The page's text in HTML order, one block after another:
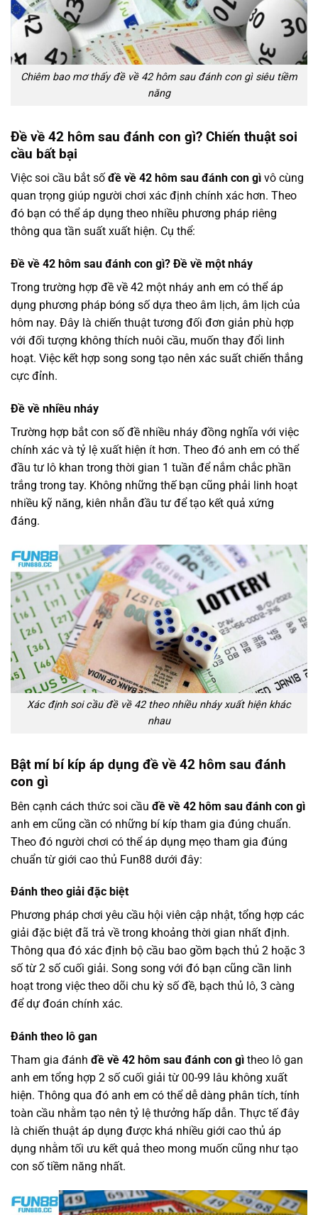
Chiêm bao mơ thấy đề về 42 hôm sau đánh con gì siêu tiềm
năng
Đề về 42 hôm sau đánh con gì? Chiến thuật soi
cầu bất bại
Việc soi cầu bắt sốđề về 42 hôm sau đánh con gì vô cùng
quan trọng giúp người chơi xác định chính xác hơn. Theo
đó bạn có thể áp dụng theo nhiều phương pháp riêng
thông qua tần suất xuất hiện. Cụ thể:
Đề về 42 hôm sau đánh con gì? Đề về một nháy
Trong trường hợp đề về 42 một nháy anh em có thể áp
dụng phương pháp bóng số dựa theo âm lịch, âm lịch của
hôm nay. Đây là chiến thuật tương đối đơn giản phù hợp
với đối tượng không thích nuôi cầu, muốn thay đổi linh
hoạt. Việc kết hợp song song tạo nên xác suất chiến thắng
cực đỉnh.
Đề về nhiều nháy
Trường hợp bắt con số đề nhiều nháy đồng nghĩa với việc
chính xác và tỷ lệ xuất hiện ít hơn. Theo đó anh em có thể
đầu tư lô khan trong thời gian 1 tuần để nắm chắc phần
trắng trong tay. Không những thế bạn cũng phải linh hoạt
nhiều kỹ năng, kiên nhẫn đầu tư để tạo kết quả xứng
đáng.
Xác định soi cầu đề về 42 theo nhiều nháy xuất hiện khác
nhau
Bật mí bí kíp áp dụng đề về 42 hôm sau đánh
con gì
Bên cạnh cách thức soi cầu đề về 42 hôm sau đánh con gì
anh em cũng cần có những bí kíp tham gia đúng chuẩn.
Theo đó người chơi có thể áp dụng mẹo tham gia đúng
chuẩn từ giới cao thủ Fun88 dưới đây:
Đánh theo giải đặc biệt
Phương pháp chơi yêu cầu hội viên cập nhật, tổng hợp các
giải đặc biệt đã trả về trong khoảng thời gian nhất định.
Thông qua đó xác định bộ cầu bao gồm bạch thủ 2 hoặc 3
số từ 2 số cuối giải. Song song với đó bạn cũng cần linh
hoạt trong việc theo dõi chu kỳ số đề, bạch thủ lô, 3 càng
để dự đoán chính xác.
Đánh theo lô gan
Tham gia đánh đề về 42 hôm sau đánh con gì theo lô gan
anh em tổng hợp 2 số cuối giải từ 00-99 lâu không xuất
hiện. Thông qua đó anh em có thể dễ dàng phân tích, tính
toàn cầu nhằm tạo nên tỷ lệ thưởng hấp dẫn. Thực tế đây
là chiến thuật áp dụng được khá nhiều giới cao thủ áp
dụng nhằm tối ưu kết quả theo mong muốn cũng như tạo
con số tiềm năng nhất.